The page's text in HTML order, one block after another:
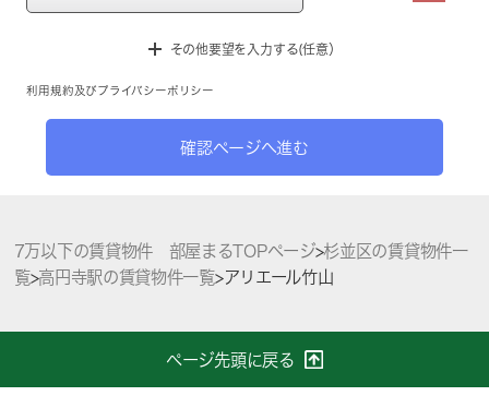
その他要望を入力する(任意）
利用規約 及び プライバシーポリシー
確認ページへ進む
7万以下の賃貸物件 部屋まるTOPページ>杉並区の賃貸物件一
覧>高円寺駅の賃貸物件一覧>アリエール竹山
ページ先頭に戻る